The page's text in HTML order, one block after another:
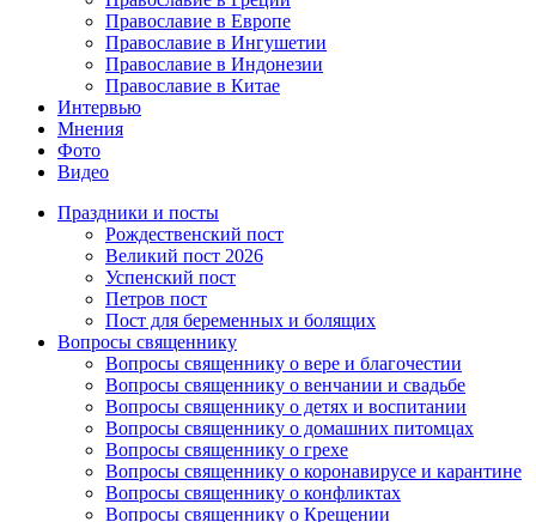
Православие в Европе
Православие в Ингушетии
Православие в Индонезии
Православие в Китае
Интервью
Мнения
Фото
Видео
Праздники и посты
Рождественский пост
Великий пост 2026
Успенский пост
Петров пост
Пост для беременных и болящих
Вопросы священнику
Вопросы священнику о вере и благочестии
Вопросы священнику о венчании и свадьбе
Вопросы священнику о детях и воспитании
Вопросы священнику о домашних питомцах
Вопросы священнику о грехе
Вопросы священнику о коронавирусе и карантине
Вопросы священнику о конфликтах
Вопросы священнику о Крещении